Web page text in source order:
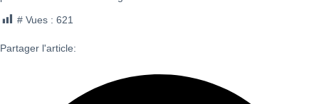
# Vues : 621
Partager l'article: